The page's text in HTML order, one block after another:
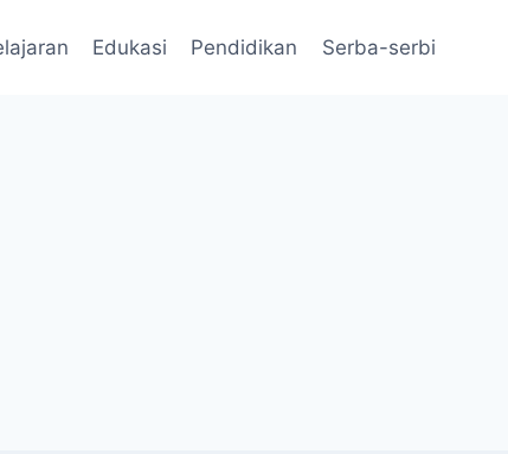
Edukasi Pendidikan Serba-serbi